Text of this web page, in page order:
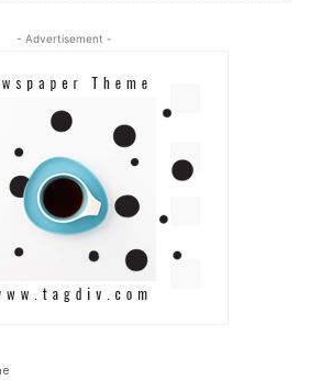
- Advertisement -